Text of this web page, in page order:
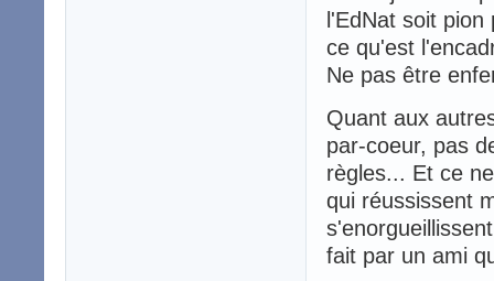
l'EdNat soit
ce qu'est
Ne pas être
Quant aux
par-coeur, pas
règles... Et ce
qui réussissent
fait par un ami